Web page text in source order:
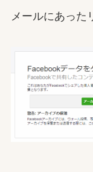
メールにあった